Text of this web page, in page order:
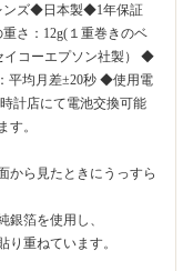
ンズ◆日本製◆1年保証
さ：12g(１重巻きのベ
イコーエプソン社製） ◆
平均月差±20秒 ◆使用電
計店にて電池交換可能
す。
ら見たときにうっすら
銀箔を使用し、
り重ねています。